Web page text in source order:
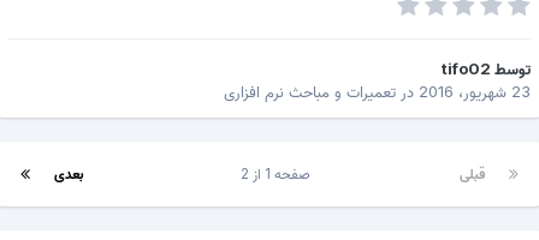
tifo02
2016
درتعمیرات و مباحث نرم افزاری
قبلی بعدی صفحه 1 از 2